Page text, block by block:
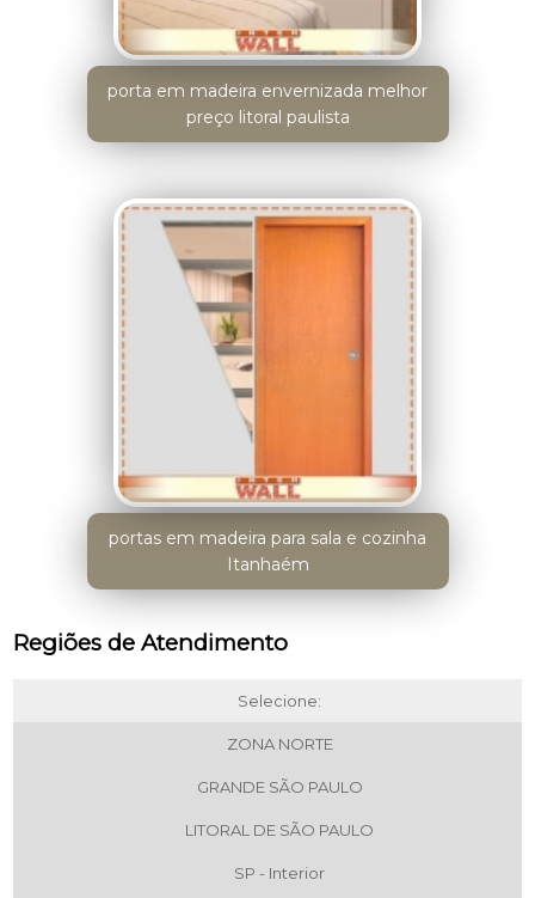
porta em madeira envernizada melhor
preço litoral paulista
portas em madeira para sala e cozinha
Itanhaém
Regiões de Atendimento
Selecione:
ZONA NORTE
GRANDE SÃO PAULO
LITORAL DE SÃO PAULO
SP - Interior